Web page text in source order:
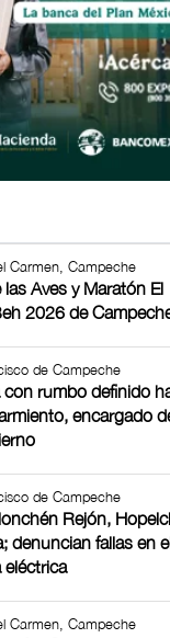
Carmen, Campeche
las Aves y Maratón El
2026 de
de Campeche
con rumbo definido
encargado
de Campeche
Rejón,
denuncian fallas en
eléctrica
Carmen, Campeche